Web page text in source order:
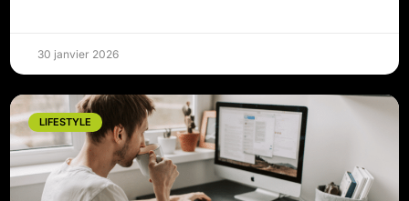
30 janvier 2026
LIFESTYLE